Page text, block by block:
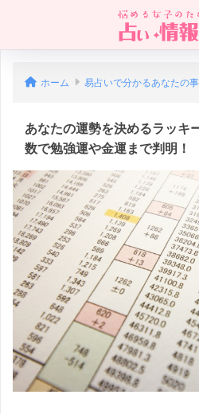
ホーム 易占いで分かるあなたの事
あなたの運勢を決めるラッキ
数で勉強運や金運まで判明！